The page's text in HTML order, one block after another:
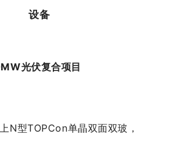
设备
光伏复合项目
N型TOPCon单晶双面双玻，